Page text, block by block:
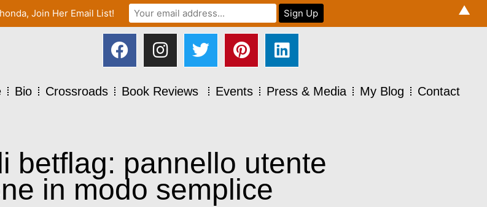
Bio Crossroads Book Reviews Events Press & Media My Blog Contact
betflag: pannello utente
in modo semplice
Join Her Email List! ▲